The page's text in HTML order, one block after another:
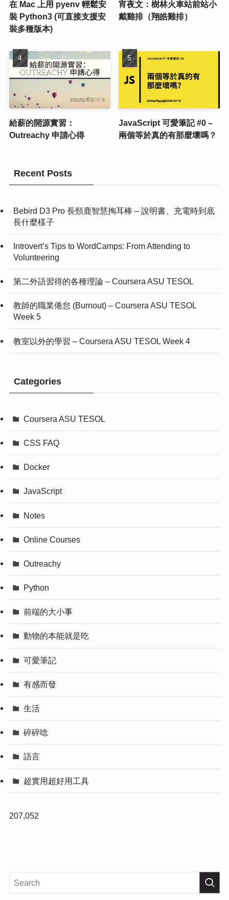
在 Mac 上用 pyenv 輕鬆安
裝 Python3 (可直接支援安
裝多種版本)
宵夜文：樹林火車站前站小
戴雞排（翔皓雞排）
給薪的開源實習：
Outreachy 申請心得
JavaScript 可愛筆記 #0 –
兩個等於真的有那麼壞嗎？
Recent Posts
Bebird D3 Pro 長頸鹿智慧掏耳棒 – 說明書、充電時到底
長什麼樣子
Introvert’s Tips to WordCamps: From Attending to
Volunteering
第二外語習得的各種理論 – Coursera ASU TESOL
教師的職業倦怠 (Burnout) – Coursera ASU TESOL
Week 5
教室以外的學習 – Coursera ASU TESOL Week 4
Categories
Coursera ASU TESOL
CSS FAQ
Docker
JavaScript
Notes
Online Courses
Outreachy
Python
前端的大小事
動物的本能就是吃
可愛筆記
有感而發
生活
碎碎唸
語言
超實用超好用工具
207,052